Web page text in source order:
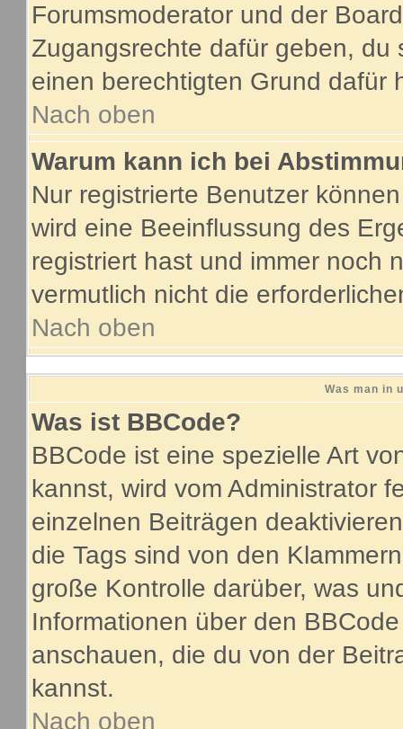
Forumsmoderator und der
Zugangsrechte dafür geben,
einen berechtigten Grund dafür
Nach oben
Warum kann ich bei
Nur registrierte Benutzer
wird eine Beeinflussung des
registriert hast und immer noch
vermutlich nicht die
Nach oben
Was man in
Was ist BBCode?
BBCode ist eine spezielle Art
kannst, wird vom Administrator
einzelnen Beiträgen
die Tags sind von den
große Kontrolle darüber, was
Informationen über den
anschauen, die du von der
kannst.
Nach oben